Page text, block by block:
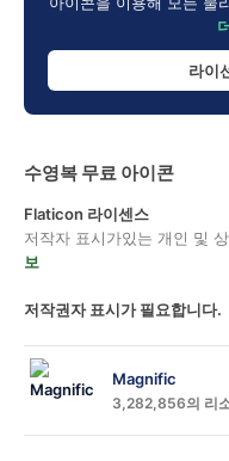
라이
수영복 무료 아이콘
Flaticon 라이센스
저작자 표시가있는 개인 및
보
저작권자 표시가 필요합니다.
Magnific
3,282,856의 리